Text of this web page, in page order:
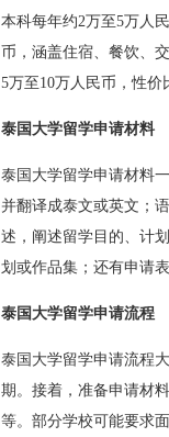
本科每年约2万至5万人
币，涵盖住宿、餐饮、
5万至10万人民币，性价
泰国大学留学申请材料
泰国大学留学申请材料
并翻译成泰文或英文；
述，阐述留学目的、计
划或作品集；还有申请
泰国大学留学申请流程
泰国大学留学申请流程
期。接着，准备申请材
等。部分学校可能要求